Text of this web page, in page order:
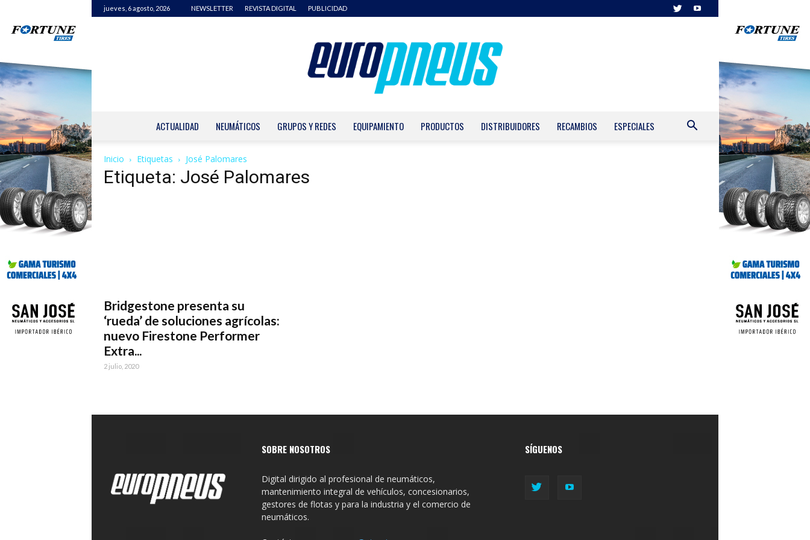
jueves, 6 agosto, 2026 NEWSLETTER REVISTA DIGITAL PUBLICIDAD
ACTUALIDAD NEUMÁTICOS GRUPOS Y REDES EQUIPAMIENTO PRODUCTOS DISTRIBUIDORES RECAMBIOS ESPECIALES
Inicio Etiquetas José Palomares
Etiqueta: José Palomares
Bridgestone presenta su
‘rueda’ de soluciones agrícolas:
nuevo Firestone Performer
Extra...
2 julio, 2020
SOBRE NOSOTROS
Digital dirigido al profesional de neumáticos,
mantenimiento integral de vehículos, concesionarios,
gestores de flotas y para la industria y el comercio de
neumáticos.
SÍGUENOS